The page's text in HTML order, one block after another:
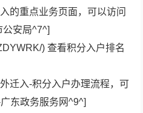
的重点业务页面，可以访问
公安局^7^]
) 查看积分入户排名
迁入-积分入户办理流程，可
东政务服务网^9^]